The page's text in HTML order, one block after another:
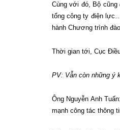
Cùng với đó, Bộ
tổng công ty điện
hành Chương trình
Thời gian tới, Cục
PV: Vẫn còn những ý
Ông Nguyễn Anh
mạnh công tác thông